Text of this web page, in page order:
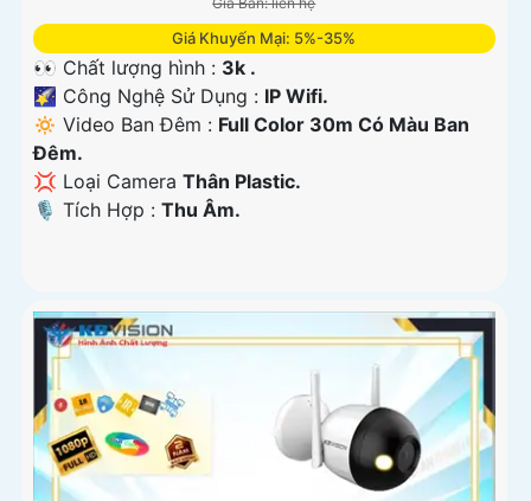
Giá Khuyến Mại: 5%-35%
👀 Chất lượng hình : 3k .
🌠 Công Nghệ Sử Dụng : IP Wifi.
🔅 Video Ban Đêm : Full Color 30m Có Màu Ban
Ðêm.
💢 Loại Camera Thân Plastic.
️🎙 Tích Hợp : Thu Âm.